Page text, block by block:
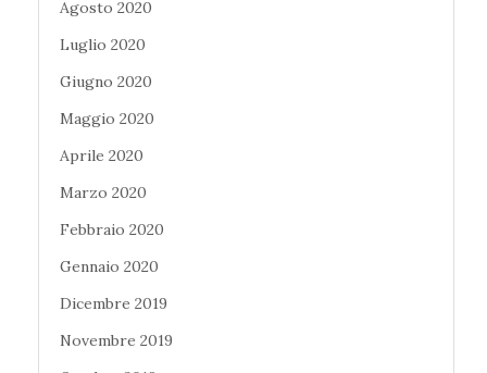
Agosto 2020
Luglio 2020
Giugno 2020
Maggio 2020
Aprile 2020
Marzo 2020
Febbraio 2020
Gennaio 2020
Dicembre 2019
Novembre 2019